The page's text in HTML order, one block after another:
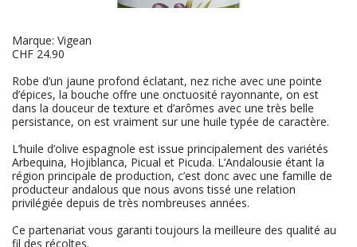
Marque: Vigean
CHF 24.90
Robe d’un jaune profond éclatant, nez riche avec une pointe
d’épices, la bouche offre une onctuosité rayonnante, on est
dans la douceur de texture et d’arômes avec une très belle
persistance, on est vraiment sur une huile typée de caractère.
L’huile d’olive espagnole est issue principalement des variétés
Arbequina, Hojiblanca, Picual et Picuda. L’Andalousie étant la
région principale de production, c’est donc avec une famille de
producteur andalous que nous avons tissé une relation
privilégiée depuis de très nombreuses années.
Ce partenariat vous garanti toujours la meilleure des qualité au
fil des récoltes.